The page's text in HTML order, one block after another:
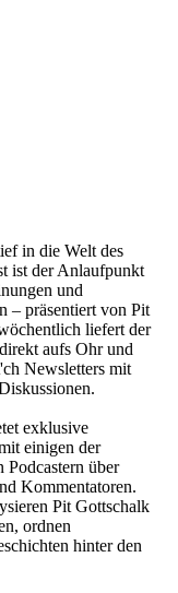
in die Welt des
ist der Anlaufpunkt
und
– präsentiert von Pit
liefert der
aufs Ohr und
Newsletters mit
exklusive
einigen der
Podcastern über
Kommentatoren.
Pit Gottschalk
ordnen
hinter den